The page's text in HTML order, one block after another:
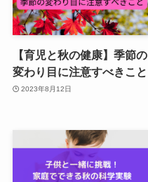
【育児と秋の健康】季節の
変わり目に注意すべきこと
2023年8月12日